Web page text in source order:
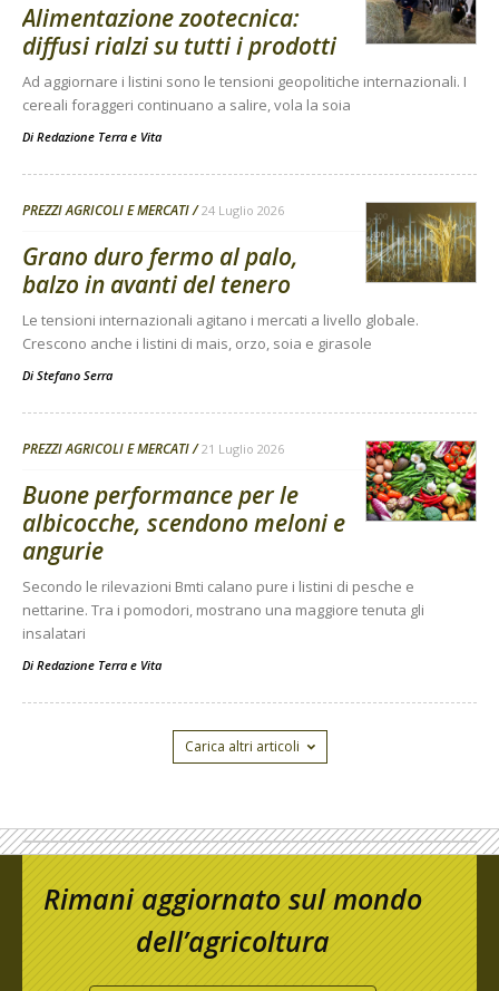
Alimentazione zootecnica:
diffusi rialzi su tutti i prodotti
Ad aggiornare i listini sono le tensioni geopolitiche internazionali. I
cereali foraggeri continuano a salire, vola la soia
Di Redazione Terra e Vita
PREZZI AGRICOLI E MERCATI 24 Luglio 2026
Grano duro fermo al palo,
balzo in avanti del tenero
Le tensioni internazionali agitano i mercati a livello globale.
Crescono anche i listini di mais, orzo, soia e girasole
Di Stefano Serra
PREZZI AGRICOLI E MERCATI 21 Luglio 2026
Buone performance per le
albicocche, scendono meloni e
angurie
Secondo le rilevazioni Bmti calano pure i listini di pesche e
nettarine. Tra i pomodori, mostrano una maggiore tenuta gli
insalatari
Di Redazione Terra e Vita
Carica altri articoli
Rimani aggiornato sul mondo
dell’agricoltura